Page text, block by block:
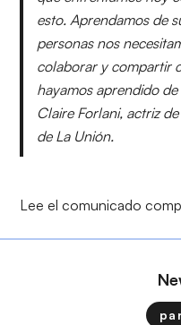
esto. Aprendamos de
personas nos
colaborar y compartir
hayamos aprendido
Claire Forlani, actriz
de La Unión.
Lee el comunicado